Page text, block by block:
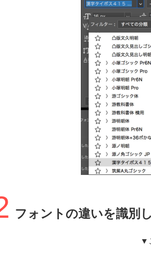
フォントの違いを識別
▼